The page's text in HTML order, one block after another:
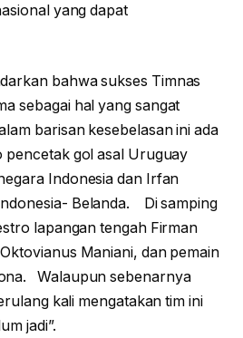
yang dapat
bahwa sukses Timnas
sebagai hal yang sangat
barisan kesebelasan ini ada
pencetak gol asal Uruguay
Indonesia dan Irfan
Belanda. Di samping
lapangan tengah Firman
Maniani, dan pemain
Walaupun sebenarnya
kali mengatakan tim ini
jadi”.